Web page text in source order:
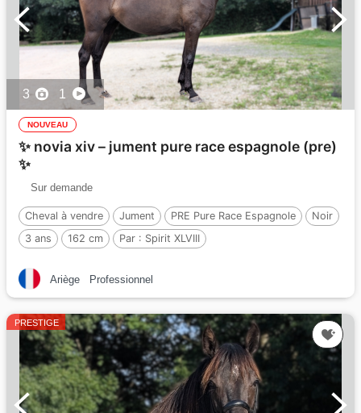
3 1
NOUVEAU
✨ novia xiv – jument pure race espagnole (pre)
✨
Sur demande
Cheval à vendre Jument PRE Pure Race Espagnole
Noir
3 ans
162 cm Par : Spirit XLVIII
Ariège Professionnel
PRESTIGE